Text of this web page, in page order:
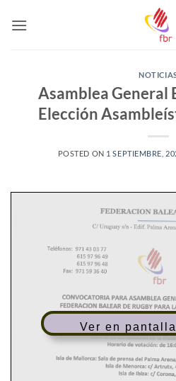
Asamblea
Elección
POSTED ON 1 SEPTIEMBRE,
Ver en